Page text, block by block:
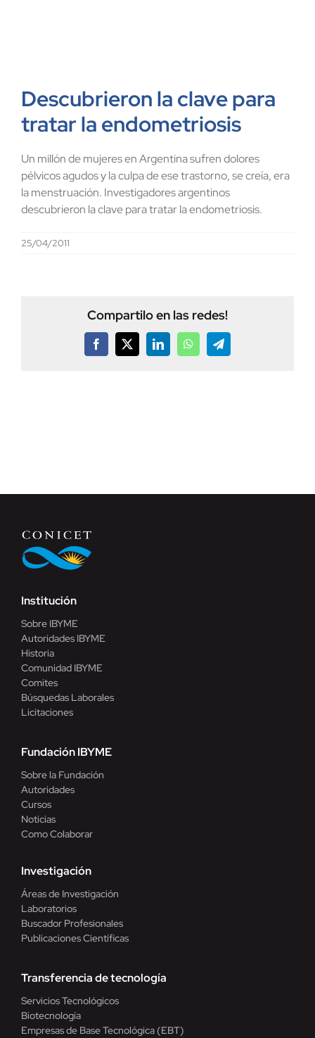
Descubrieron la clave para
tratar la endometriosis
Un millón de mujeres en Argentina sufren dolores
pélvicos agudos y la culpa de ese trastorno, se creía, era
la menstruación. Investigadores argentinos
descubrieron la clave para tratar la endometriosis.
25/04/2011
Compartilo en las redes!
Facebook
X LinkedInWhatsAppTelegram
Institución
Sobre IBYME
Autoridades IBYME
Historia
Comunidad IBYME
Comites
Búsquedas Laborales
Licitaciones
Fundación IBYME
Sobre la Fundación
Autoridades
Cursos
Noticias
Como Colaborar
Investigación
Áreas de Investigación
Laboratorios
Buscador Profesionales
Publicaciones Científicas
Transferencia de tecnología
Servicios Tecnológicos
Biotecnología
Empresas de Base Tecnológica (EBT)